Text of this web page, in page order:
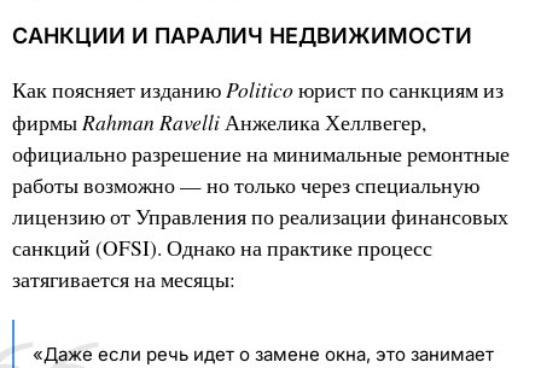
САНКЦИИ И ПАРАЛИЧ НЕДВИЖИМОСТИ
Как поясняет изданию Politicoюрист по санкциям из
фирмы Rahman Ravelli Анжелика Хеллвегер,
официально разрешение на минимальные ремонтные
работы возможно — но только через специальную
лицензию от Управления по реализации финансовых
санкций (OFSI). Однако на практике процесс
затягивается на месяцы:
«Даже если речь идет о замене окна, это занимает